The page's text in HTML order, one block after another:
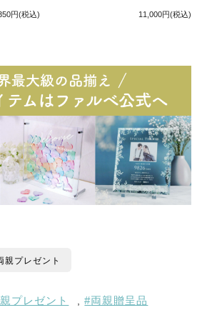
円(税込) 11,000円(税込)
親プレゼント
プレゼント , 両親贈呈品